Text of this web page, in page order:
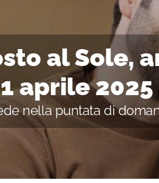
al Sole,
aprile 2025
nella puntata di